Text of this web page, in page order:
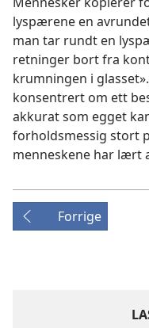
lyspærene en
man tar rundt en
retninger bort fra
krumningen i
konsentrert om ett
akkurat som egget
forholdsmessig stort
menneskene har lært
Forrige